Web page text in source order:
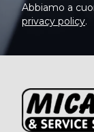
Abbiamo a
privacy policy.